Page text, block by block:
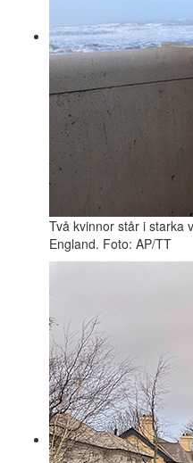
Två kvinnor står i starka
England. Foto: AP/TT